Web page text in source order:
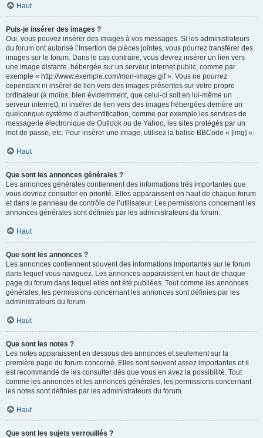
Haut
Puis-je insérer des images ?
Oui, vous pouvez insérer des images à vos messages. Si les administrateurs
du forum ont autorisé l’insertion de pièces jointes, vous pourrez transférer des
images sur le forum. Dans le cas contraire, vous devrez insérer un lien vers
une image distante, hébergée sur un serveur internet public, comme par
exemple « http://www.exemple.com/mon-image.gif ». Vous ne pourrez
cependant ni insérer de lien vers des images présentes sur votre propre
ordinateur (à moins, bien évidemment, que celui-ci soit en lui-même un
serveur internet), ni insérer de lien vers des images hébergées derrière un
quelconque système d’authentification, comme par exemple les services de
messagerie électronique de Outlook ou de Yahoo, les sites protégés par un
mot de passe, etc. Pour insérer une image, utilisez la balise BBCode « [img] ».
Haut
Que sont les annonces générales ?
Les annonces générales contiennent des informations très importantes que
vous devriez consulter en priorité. Elles apparaissent en haut de chaque forum
et dans le panneau de contrôle de l’utilisateur. Les permissions concernant les
annonces générales sont définies par les administrateurs du forum.
Haut
Que sont les annonces ?
Les annonces contiennent souvent des informations importantes sur le forum
dans lequel vous naviguez. Les annonces apparaissent en haut de chaque
page du forum dans lequel elles ont été publiées. Tout comme les annonces
générales, les permissions concernant les annonces sont définies par les
administrateurs du forum.
Haut
Que sont les notes ?
Les notes apparaissent en dessous des annonces et seulement sur la
première page du forum concerné. Elles sont souvent assez importantes et il
est recommandé de les consulter dès que vous en avez la possibilité. Tout
comme les annonces et les annonces générales, les permissions concernant
les notes sont définies par les administrateurs du forum.
Haut
Que sont les sujets verrouillés ?